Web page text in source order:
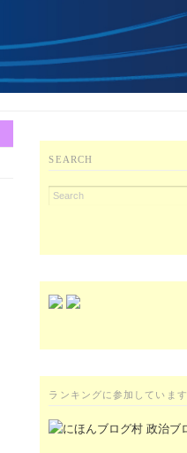
SEARCH
ランキングに参加しています